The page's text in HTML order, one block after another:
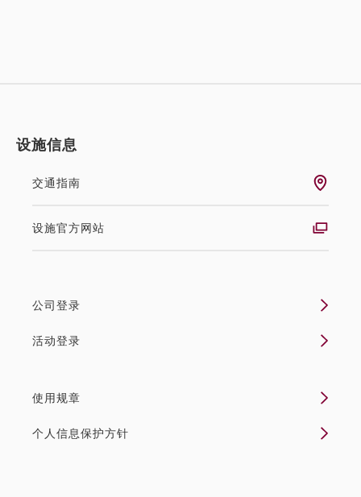
设施信息
交通指南
设施官方网站
公司登录
活动登录
使用规章
个人信息保护方针